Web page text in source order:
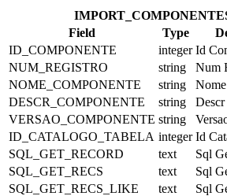
Field
Type
ID_COMPONENTE
integer Id
NUM_REGISTRO
string
Num
NOME_COMPONENTE
string
DESCR_COMPONENTE
string
VERSAO_COMPONENTE string
ID_CATALOGO_TABELA integer Id
SQL_GET_RECORD
text
Sql
SQL_GET_RECS
text
Sql
SQL_GET_RECS_LIKE
text
Sql